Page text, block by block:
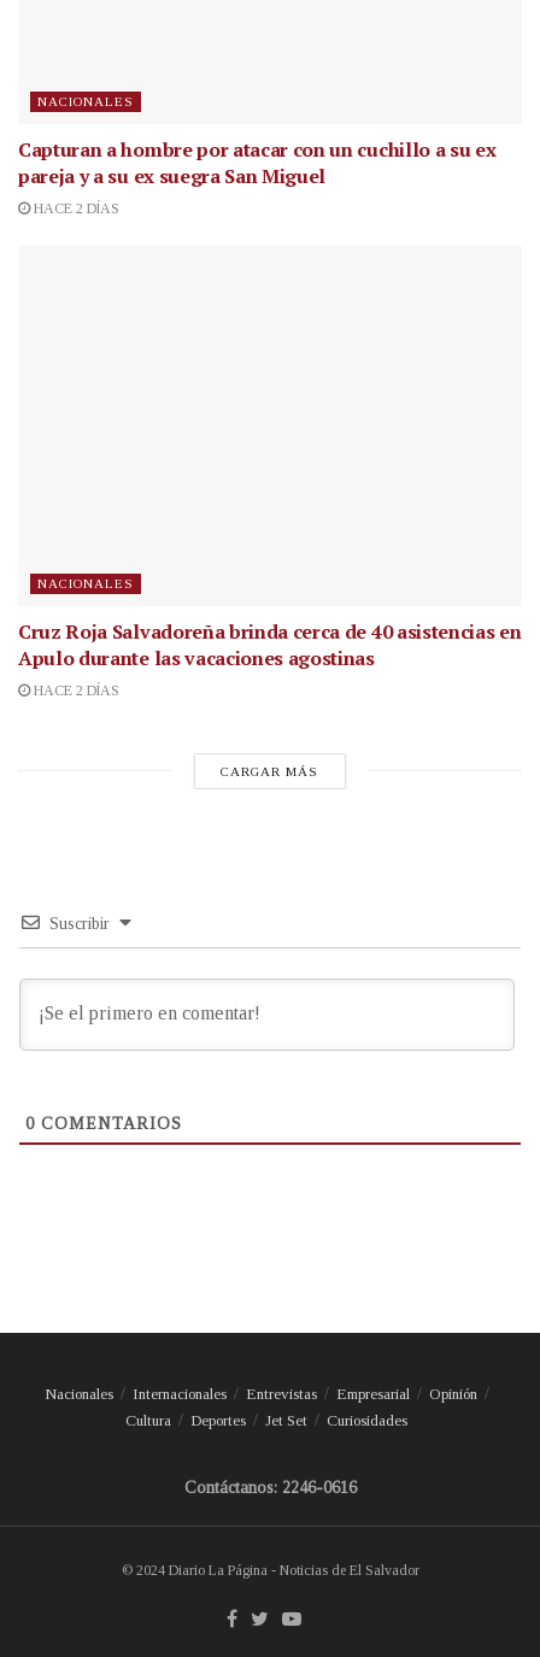
NACIONALES
Capturan a hombre por atacar con un cuchillo a su ex
pareja y a su ex suegra San Miguel
HACE 2 DÍAS
NACIONALES
Cruz Roja Salvadoreña brinda cerca de 40 asistencias en
Apulo durante las vacaciones agostinas
HACE 2 DÍAS
CARGAR MÁS
Suscribir
0 COMENTARIOS
Nacionales Internacionales Entrevistas Empresarial
Opinión
Cultura
Deportes Jet Set Curiosidades
Contáctanos: 2246-0616
© 2024 Diario La Página - Noticias de El Salvador